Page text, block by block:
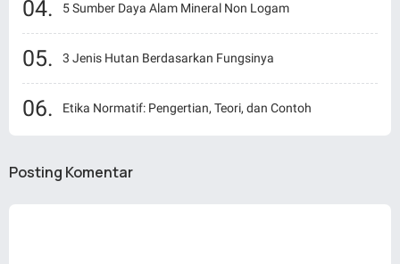
5 Sumber Daya Alam Mineral Non Logam
3 Jenis Hutan Berdasarkan Fungsinya
Etika Normatif: Pengertian, Teori, dan Contoh
Posting Komentar